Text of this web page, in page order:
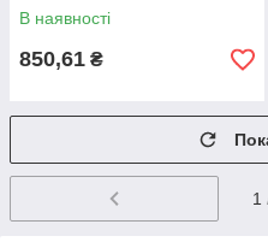
В наявності
850,61 ₴
1